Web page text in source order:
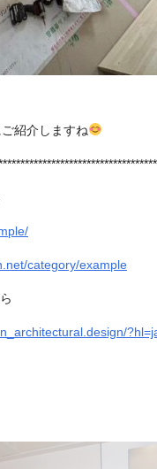
紹介しますね
category/example